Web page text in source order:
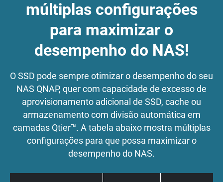
múltiplas configurações
para maximizar o
desempenho do NAS!
O SSD pode sempre otimizar o desempenho do seu
NAS QNAP, quer com capacidade de excesso de
aprovisionamento adicional de SSD, cache ou
armazenamento com divisão automática em
camadas Qtier™. A tabela abaixo mostra múltiplas
configurações para que possa maximizar o
desempenho do NAS.